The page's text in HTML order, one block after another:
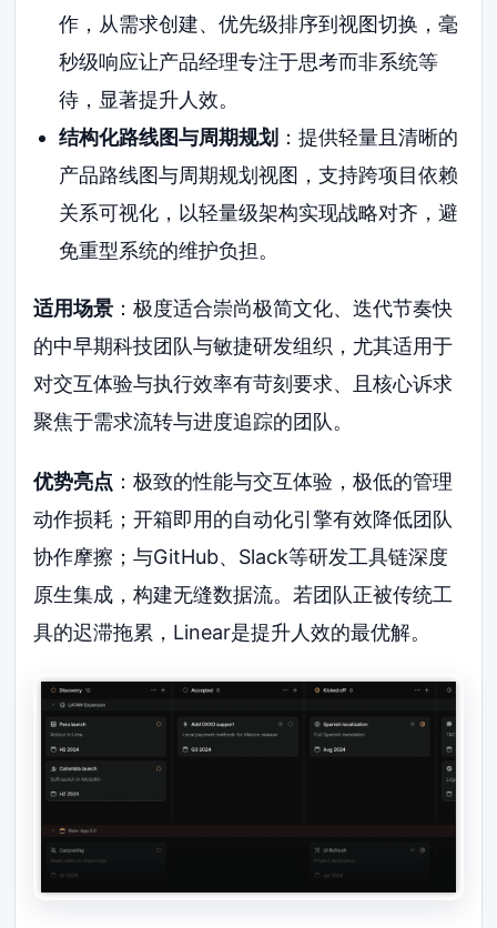
作，从需求创建、优先级排序到视图切换，毫
秒级响应让产品经理专注于思考而非系统等
待，显著提升人效。
结构化路线图与周期规划 ：提供轻量且清晰的
产品路线图与周期规划视图，支持跨项目依赖
关系可视化，以轻量级架构实现战略对齐，避
免重型系统的维护负担。
适用场景 ：极度适合崇尚极简文化、迭代节奏快
的中早期科技团队与敏捷研发组织，尤其适用于
对交互体验与执行效率有苛刻要求、且核心诉求
聚焦于需求流转与进度追踪的团队。
优势亮点 ：极致的性能与交互体验，极低的管理
动作损耗；开箱即用的自动化引擎有效降低团队
协作摩擦；与GitHub、Slack等研发工具链深度
原生集成，构建无缝数据流。若团队正被传统工
具的迟滞拖累，Linear是提升人效的最优解。